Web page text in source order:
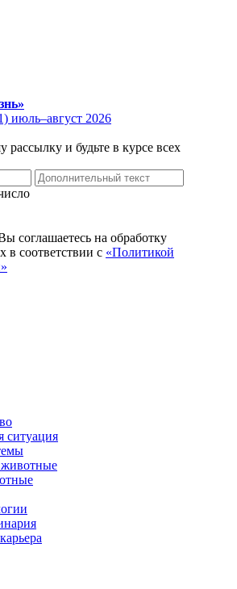
июль–август 2026
и будьте в курсе всех
соглашаетесь на обработку
в соответствии с «Политикой
ситуация